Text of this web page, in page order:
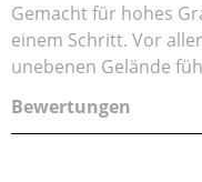
Gemacht für hohes
einem Schritt. Vor
unebenen Gelände
Bewertungen